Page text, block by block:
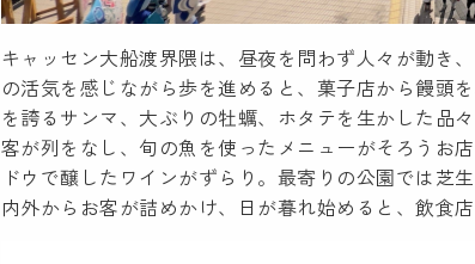
キャッセン大船渡界隈は、昼夜を問わず人々が動き
の活気を感じながら歩を進めると、菓子店から饅頭
を誇るサンマ、大ぶりの牡蠣、ホタテを生かした品
客が列をなし、旬の魚を使ったメニューがそろうお
ドウで醸したワインがずらり。最寄りの公園では
内外からお客が詰めかけ、日が暮れ始めると、飲食